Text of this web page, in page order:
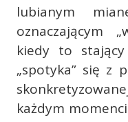
lubianym
oznaczającym
kiedy to
„spotyka” się z
każdym